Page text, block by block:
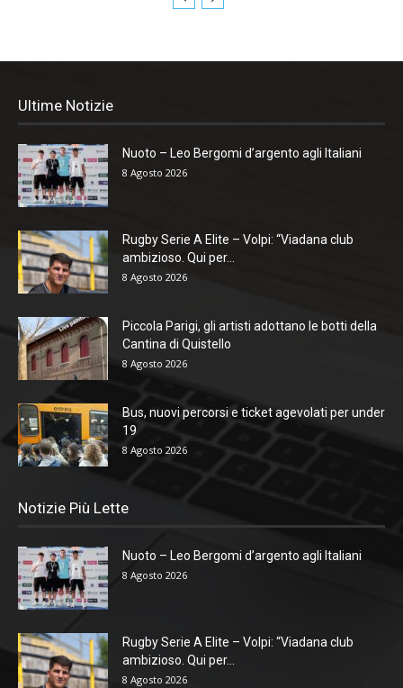
Ultime Notizie
Nuoto – Leo Bergomi d’argento agli Italiani
8 Agosto 2026
Rugby Serie A Elite – Volpi: “Viadana club
ambizioso. Qui per...
8 Agosto 2026
Piccola Parigi, gli artisti adottano le botti della
Cantina di Quistello
8 Agosto 2026
Bus, nuovi percorsi e ticket agevolati per under
19
8 Agosto 2026
Notizie Più Lette
Nuoto – Leo Bergomi d’argento agli Italiani
8 Agosto 2026
Rugby Serie A Elite – Volpi: “Viadana club
ambizioso. Qui per...
8 Agosto 2026